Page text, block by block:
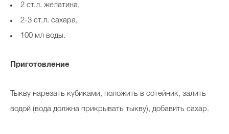
2 ст.л. желатина,
2-3 ст.л. сахара,
100 мл воды.
Приготовление
Тыкву нарезать кубиками, положить в сотейник, залить
водой (вода должна прикрывать тыкву), добавить сахар.